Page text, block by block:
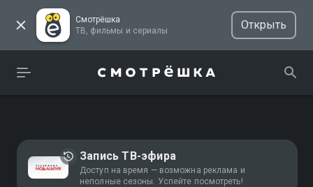
Смотрёшка
ТВ, фильмы и сериалы
Открыть
Запись ТВ-эфира
Доступ на время — возможна реклама и
неполные сезоны. Успейте посмотреть!